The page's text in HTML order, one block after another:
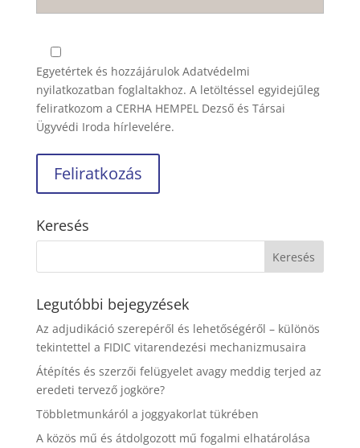
Egyetértek és hozzájárulok Adatvédelmi
nyilatkozatban foglaltakhoz. A letöltéssel egyidejűleg
feliratkozom a CERHA HEMPEL Dezső és Társai
Ügyvédi Iroda hírlevelére.
Keresés
Legutóbbi bejegyzések
Az adjudikáció szerepéről és lehetőségéről – különös
tekintettel a FIDIC vitarendezési mechanizmusaira
Átépítés és szerzői felügyelet avagy meddig terjed az
eredeti tervező jogköre?
Többletmunkáról a joggyakorlat tükrében
A közös mű és átdolgozott mű fogalmi elhatárolása